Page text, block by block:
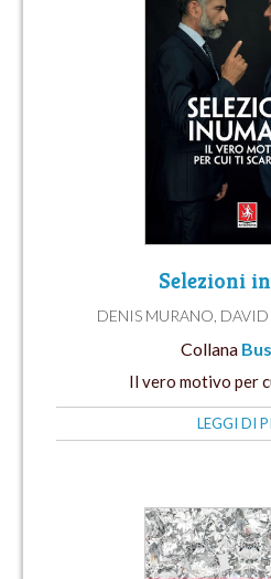
Selezioni
DENIS MURANO
Collana
Il vero motivo per
LEGGI DI